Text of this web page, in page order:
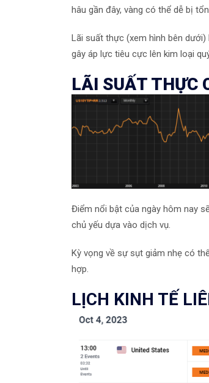
hâu gần đây, vàng có thể dễ bị
Lãi suất thực (xem hình bên
gây áp lực tiêu cực lên kim loại
LÃI SUẤT THỰC
Điểm nổi bật của ngày hôm nay
chủ yếu dựa vào dịch vụ.
Kỳ vọng về sự sụt giảm nhẹ có
hợp.
LỊCH KINH TẾ